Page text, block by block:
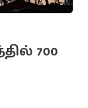
700